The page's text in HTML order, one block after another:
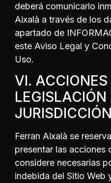
deberá comunicarlo
Aixalà a través de los
apartado de
este Aviso Legal y
Uso.
VI. ACCIONES
JURISDICCIÓN
Ferran Aixalà se
presentar las acciones
considere necesarias
indebida del Sitio Web